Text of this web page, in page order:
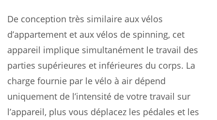
De conception très similaire aux vélos
d’appartement et aux vélos de spinning, cet
appareil implique simultanément le travail des
parties supérieures et inférieures du corps. La
charge fournie par le vélo à air dépend
uniquement de l’intensité de votre travail sur
l’appareil, plus vous déplacez les pédales et les